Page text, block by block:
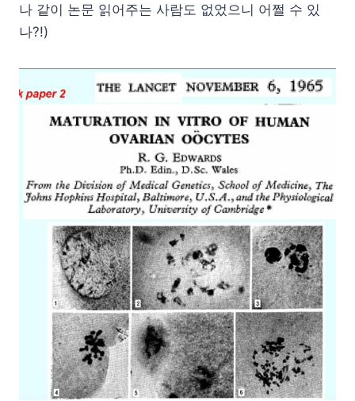
나 같이 논문 읽어주는 사람도 없었으니 어쩔 수 있
나?!)